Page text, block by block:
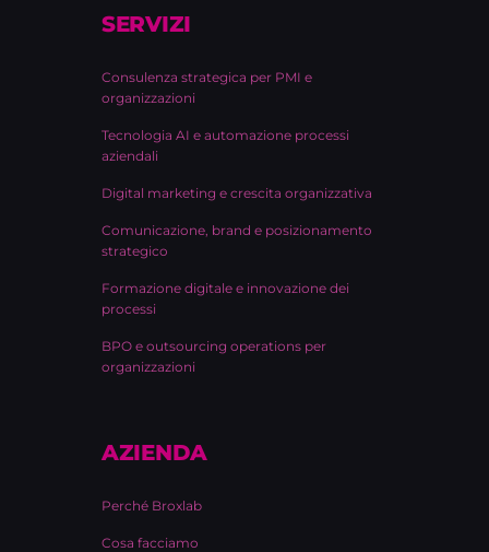
SERVIZI
Consulenza strategica per PMI e
organizzazioni
Tecnologia AI e automazione processi
aziendali
Digital marketing e crescita organizzativa
Comunicazione, brand e posizionamento
strategico
Formazione digitale e innovazione dei
processi
BPO e outsourcing operations per
organizzazioni
AZIENDA
Perché Broxlab
Cosa facciamo